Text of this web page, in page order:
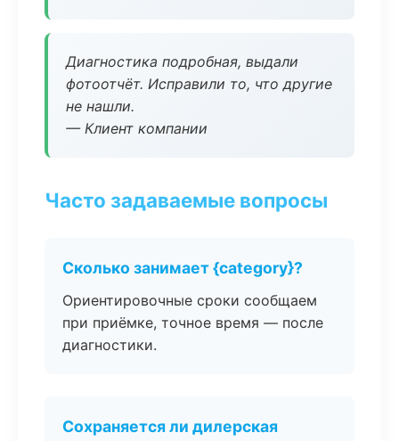
Диагностика подробная, выдали
фотоотчёт. Исправили то, что другие
не нашли.
— Клиент компании
Часто задаваемые вопросы
Сколько занимает {category}?
Ориентировочные сроки сообщаем
при приёмке, точное время — после
диагностики.
Сохраняется ли дилерская